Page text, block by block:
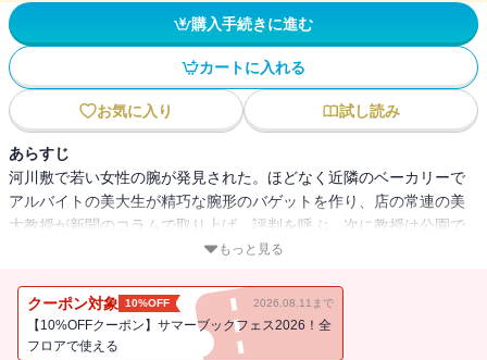
購入手続きに進む
カートに入れる
お気に入り 試し読み
あらすじ
河川敷で若い女性の腕が発見された。ほどなく近隣のベーカリーで
アルバイトの美大生が精巧な腕形のバゲットを作り、店の常連の美
大教授が新聞のコラムで取り上げ、評判を呼ぶ。次に教授は公園で
人を集め、その全知全能を示し始める。自らを神の上の「無限の存
の真相は？ 天才筒井康隆がその叡智の限りを注ぎ込んだ歴史的傑
作。（解説・池澤夏樹）
もっと見る
クーポン対象 10%OFF 2026.08.11まで
【10%OFFクーポン】サマーブックフェス2026！全
フロアで使える